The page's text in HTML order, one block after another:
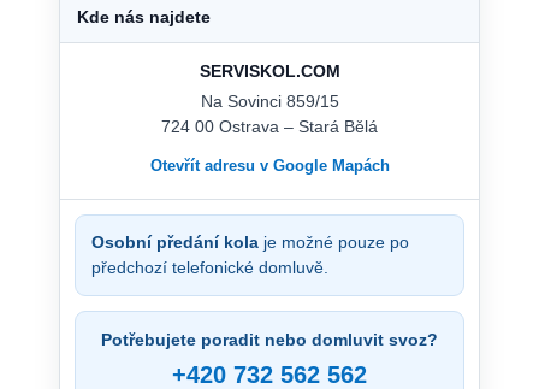
Kde nás najdete
SERVISKOL.COM
Na Sovinci 859/15
724 00 Ostrava – Stará Bělá
Otevřít adresu v Google Mapách
Osobní předání kola je možné pouze po
předchozí telefonické domluvě.
Potřebujete poradit nebo domluvit svoz?
+420 732 562 562